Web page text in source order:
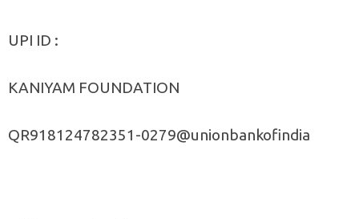
UPI ID :
KANIYAM FOUNDATION
QR918124782351-0279@unionbankofindia